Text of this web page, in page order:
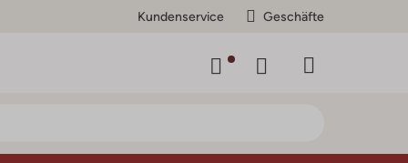
Kundenservice Geschäfte